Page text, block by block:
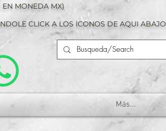
EN MONEDA MX)
CLICK A LOS ICONOS DE AQUI ABAJO
Más...